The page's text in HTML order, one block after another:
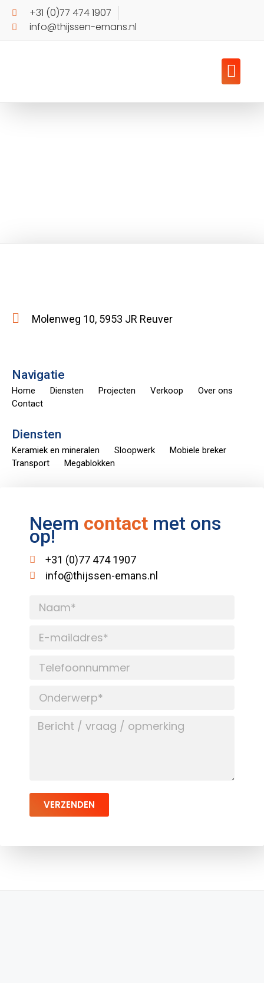
+31 (0)77 474 1907
info@thijssen-emans.nl
Molenweg 10, 5953 JR Reuver
Navigatie
Home Diensten Projecten Verkoop
Over ons
Contact
Diensten
Keramiek en mineralen Sloopwerk
Mobiele breker
Transport
Megablokken
Neem contact met ons
op!
+31 (0)77 474 1907
info@thijssen-emans.nl
VERZENDEN